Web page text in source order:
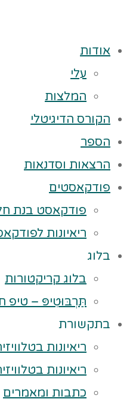
אודות
עלי
המלצות
הקורס הדיגיטלי
הספר
הרצאות וסדנאות
פודקאסטים
פודקאסט בנת
ריאיונות
בלוג
בלוג קריקטורות
תַּרְבּוּטִיפּ – טיפ
בתקשורת
ריאיונות
ריאיונות
כתבות ומאמרים